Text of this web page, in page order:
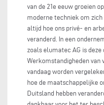
van de 21e eeuw groeien
moderne techniek om
altijd hoe ons privé- en
veranderd. In een
zoals elumatec AG is
Werkomstandigheden van
vandaag worden
hoe de maatschappelijke
Duitsland hebben